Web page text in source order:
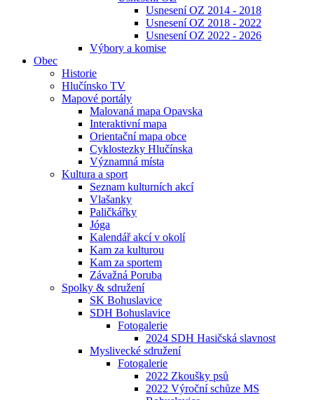
Usnesení OZ 2014 - 2018
Usnesení OZ 2018 - 2022
Usnesení OZ 2022 - 2026
Výbory a komise
Obec
Historie
Hlučínsko TV
Mapové portály
Malovaná mapa Opavska
Interaktivní mapa
Orientační mapa obce
Cyklostezky Hlučínska
Významná místa
Kultura a sport
Seznam kulturních akcí
Vlašanky
Paličkářky
Jóga
Kalendář akcí v okolí
Kam za kulturou
Kam za sportem
Závažná Poruba
Spolky & sdružení
SK Bohuslavice
SDH Bohuslavice
Fotogalerie
2024 SDH Hasičská slavnost
Myslivecké sdružení
Fotogalerie
2022 Zkoušky psů
2022 Výroční schůze MS